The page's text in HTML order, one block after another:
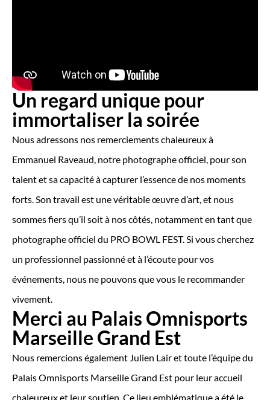
Un regard unique pour
immortaliser la soirée
Nous adressons nos remerciements chaleureux à
Emmanuel Raveaud, notre photographe officiel, pour son
talent et sa capacité à capturer l’essence de nos moments
forts. Son travail est une véritable œuvre d’art, et nous
sommes fiers qu’il soit à nos côtés, notamment en tant que
photographe officiel du PRO BOWL FEST. Si vous cherchez
un professionnel passionné et à l’écoute pour vos
événements, nous ne pouvons que vous le recommander
vivement.
Merci au Palais Omnisports
Marseille Grand Est
Nous remercions également Julien Lair et toute l’équipe du
Palais Omnisports Marseille Grand Est pour leur accueil
chaleureux et leur soutien. Ce lieu emblématique a été le